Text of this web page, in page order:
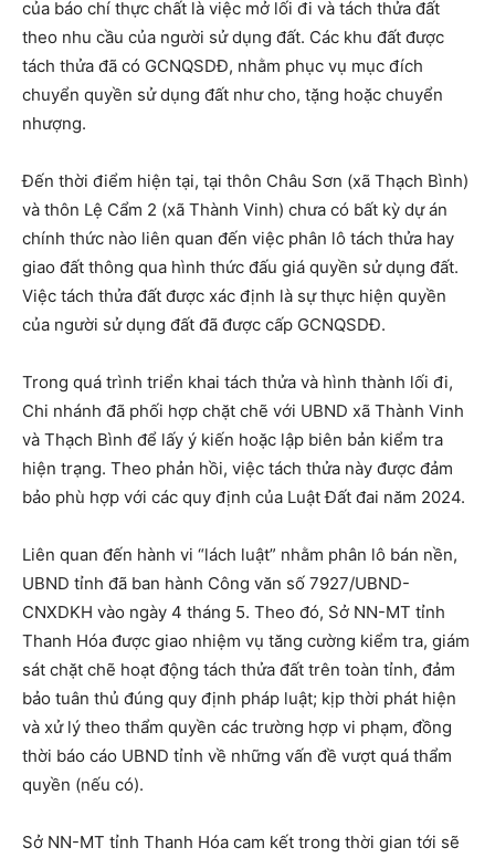
của báo chí thực chất là việc mở lối đi và tách thửa đất
theo nhu cầu của người sử dụng đất. Các khu đất được
tách thửa đã có GCNQSDĐ, nhằm phục vụ mục đích
chuyển quyền sử dụng đất như cho, tặng hoặc chuyển
nhượng.
Đến thời điểm hiện tại, tại thôn Châu Sơn (xã Thạch Bình)
và thôn Lệ Cẩm 2 (xã Thành Vinh) chưa có bất kỳ dự án
chính thức nào liên quan đến việc phân lô tách thửa hay
giao đất thông qua hình thức đấu giá quyền sử dụng đất.
Việc tách thửa đất được xác định là sự thực hiện quyền
của người sử dụng đất đã được cấp GCNQSDĐ.
Trong quá trình triển khai tách thửa và hình thành lối đi,
Chi nhánh đã phối hợp chặt chẽ với UBND xã Thành Vinh
và Thạch Bình để lấy ý kiến hoặc lập biên bản kiểm tra
hiện trạng. Theo phản hồi, việc tách thửa này được đảm
bảo phù hợp với các quy định của Luật Đất đai năm 2024.
Liên quan đến hành vi “lách luật” nhằm phân lô bán nền,
UBND tỉnh đã ban hành Công văn số 7927/UBND-
CNXDKH vào ngày 4 tháng 5. Theo đó, Sở NN-MT tỉnh
Thanh Hóa được giao nhiệm vụ tăng cường kiểm tra, giám
sát chặt chẽ hoạt động tách thửa đất trên toàn tỉnh, đảm
bảo tuân thủ đúng quy định pháp luật; kịp thời phát hiện
và xử lý theo thẩm quyền các trường hợp vi phạm, đồng
thời báo cáo UBND tỉnh về những vấn đề vượt quá thẩm
quyền (nếu có).
Sở NN-MT tỉnh Thanh Hóa cam kết trong thời gian tới sẽ